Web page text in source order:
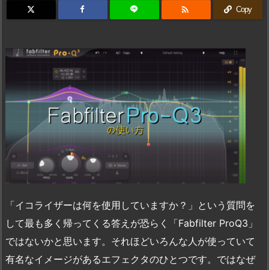
 Copy
「イコライザーは何を使用していますか？」という質問を
して最も多く帰ってくる答えが恐らく「Fabfilter ProQ3」
ではないかと思います。それほどいろんな人が使っていて
有名なイメージがあるエフェクタのひとつです。ではなぜ